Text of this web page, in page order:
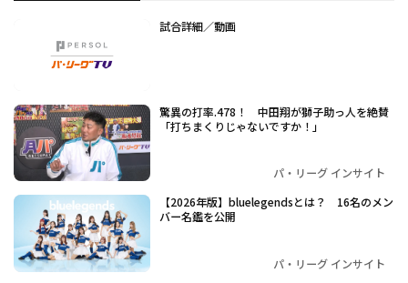
試合詳細／動画
驚異の打率.478！ 中田翔が獅子助っ人を絶賛
「打ちまくりじゃないですか！」
パ・リーグ インサイト
【2026年版】bluelegendsとは？ 16名のメン
バー名鑑を公開
パ・リーグ インサイト